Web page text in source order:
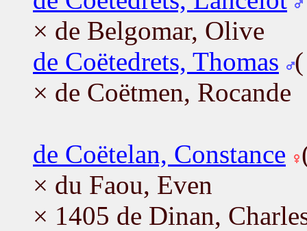
× de Belgomar, Olive
de Coëtedrets, Thomas
× de Coëtmen, Rocande
de Coëtelan, Constance
× du Faou, Even
× 1405 de Dinan,